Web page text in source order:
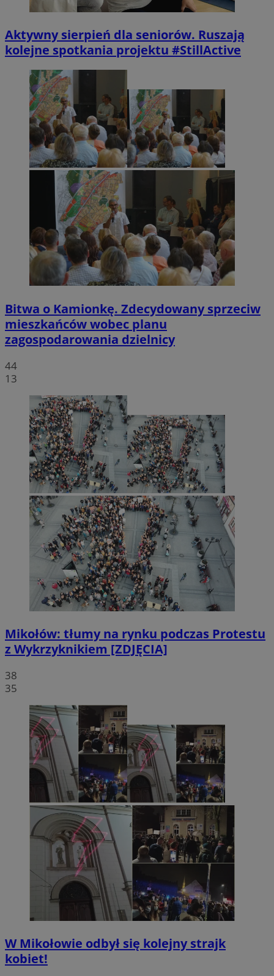
Aktywny sierpień dla seniorów. Ruszają
kolejne spotkania projektu #StillActive
Bitwa o Kamionkę. Zdecydowany sprzeciw
mieszkańców wobec planu
zagospodarowania dzielnicy
44
13
Mikołów: tłumy na rynku podczas Protestu
z Wykrzyknikiem [ZDJĘCIA]
38
35
W Mikołowie odbył się kolejny strajk
kobiet!